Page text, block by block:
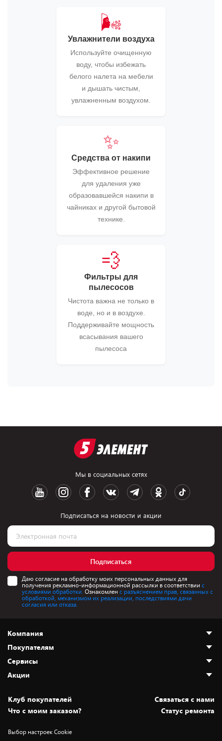
🌬️
Увлажнители воздуха
Используйте очищенную
воду, чтобы избежать
белого налета на мебели
и дышать чистым,
увлажненным воздухом.
✨
Средства от накипи
Эффективное решение
для удаления уже
образовавшейся накипи в
чайниках и другой бытовой
технике.
💨
Фильтры для
пылесосов
Чистота важна не только в
воде, но и в воздухе.
Поддерживайте мощность
всасывания вашего
пылесоса
Мы в социальных сетях
Подписаться на новости и акции
Подписаться
Даю согласие на обработку моих персональных данных для
получения рекламно-информационной рассылки в соответствии с
условиями обработки. Ознакомлен с разъяснением прав, связанных с
обработкой, механизмом их реализации, последствиями дачи
согласия или отказа.
Компания
О нас
Адреса магазинов
Новости
Статьи и обзоры
Вакансии
Дай пять добру!
Покупателям
Как сделать заказ
Оплата и доставка
Безналичный расчёт
Обмен и возврат товара
Обработка персональных данных
Сервисы
Установка техники
Для игровых консолей
Для мобильных устройств
Акции
Скидки и промокоды
Белорусские товары
Бонусы
Клуб покупателей
Cвязаться с нами
Что с моим заказом?
Статус ремонта
Выбор настроек Cookie